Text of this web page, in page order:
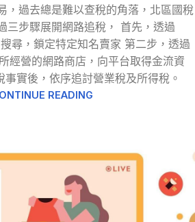
，過去總是難以查稅的角落，北區國稅
三步驟展開網路追稅， 首先，透過
尋，鎖定特定知名賣家 第二步，透過
經營的網路商店，向平台取得金流資
實後，依序追討營業稅及所得稅。
READING